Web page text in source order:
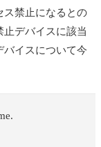
ス禁止になるとの
止デバイスに該当
バイスについて今